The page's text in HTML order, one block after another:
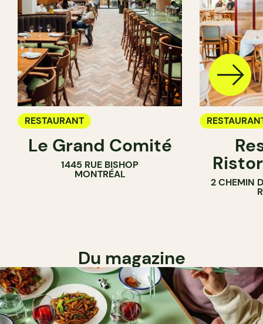
RESTAURANT
Le Grand Comité
1445 RUE BISHOP
MONTRÉAL
2 CHEMIN
Du magazine